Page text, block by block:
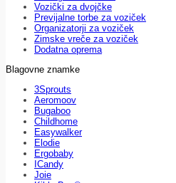
Vozički za dvojčke
Previjalne torbe za voziček
Organizatorji za voziček
Zimske vreče za voziček
Dodatna oprema
Blagovne znamke
3Sprouts
Aeromoov
Bugaboo
Childhome
Easywalker
Elodie
Ergobaby
ICandy
Joie